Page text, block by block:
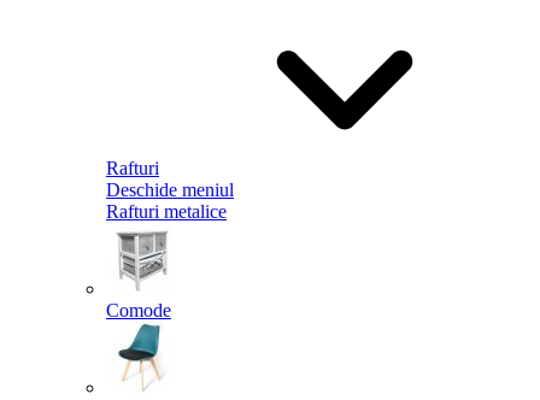
Rafturi
Deschide meniul
Rafturi metalice
Comode